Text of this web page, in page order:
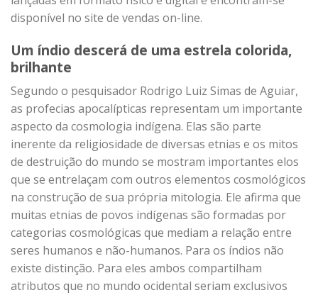
disponível no site de vendas on-line.
Um índio descerá de uma estrela colorida,
brilhante
Segundo o pesquisador Rodrigo Luiz Simas de Aguiar,
as profecias apocalípticas representam um importante
aspecto da cosmologia indígena. Elas são parte
inerente da religiosidade de diversas etnias e os mitos
de destruição do mundo se mostram importantes elos
que se entrelaçam com outros elementos cosmológicos
na construção de sua própria mitologia. Ele afirma que
muitas etnias de povos indígenas são formadas por
categorias cosmológicas que mediam a relação entre
seres humanos e não-humanos. Para os índios não
existe distinção. Para eles ambos compartilham
atributos que no mundo ocidental seriam exclusivos